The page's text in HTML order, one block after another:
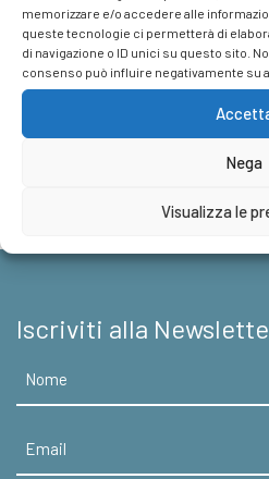
memorizzare e/o accedere alle
queste tecnologie ci permetterà di
di navigazione o ID unici su questo sito.
consenso può influire negativamente su
Nega
Visualizza le
€13,00.€12,35.
Casa Editrice
Foreign Rights
News & Appuntamenti
Iscriviti alla